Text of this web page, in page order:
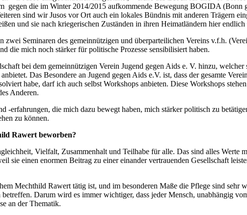
gegen die im Winter 2014/2015 aufkommende Bewegung BOGIDA (Bonn
sind wir Jusos vor Ort auch ein lokales Bündnis mit anderen Trägern
und sie nach kriegerischen Zuständen in ihren Heimatländern hier
zwei Seminaren des gemeinnützigen und überparteilichen Vereins v.f.h.
die mich noch stärker für politische Prozesse sensibilisiert haben.
bei dem gemeinnützigen Verein Jugend gegen Aids e. V. hinzu,
Das Besondere an Jugend gegen Aids e.V. ist, dass der gesamte
habe, darf ich auch selbst Workshops anbieten. Diese Workshops
Anderen.
-erfahrungen, die mich dazu bewegt haben, mich stärker politisch zu
zu können.
Rawert beworben?
Vielfalt, Zusammenhalt und Teilhabe für alle. Das sind alles
sie einen enormen Beitrag zu einer einander vertrauenden Gesellschaft
Mechthild Rawert tätig ist, und im besonderen Maße die Pflege sind
Darum wird es immer wichtiger, dass jeder Mensch, unabhängig
an der Thematik.